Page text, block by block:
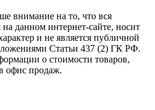
внимание на то, что вся
данном интернет-сайте, носит
и не является публичной
Статьи 437 (2) ГК РФ.
о стоимости товаров,
офис продаж.